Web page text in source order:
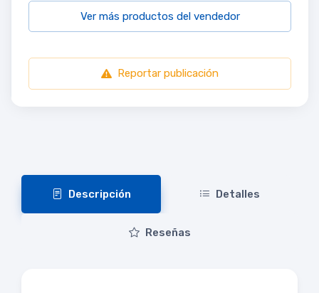
Ver más productos del vendedor
Reportar publicación
Descripción Detalles
Reseñas